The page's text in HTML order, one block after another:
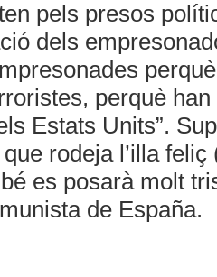
pels presos
dels
perquè
Estats Units”.
que rodeja l’illa
es posarà molt
de España.